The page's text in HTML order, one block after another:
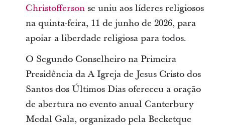
Christoffersonse uniu aos líderes religiosos
na quinta-feira, 11 de junho de 2026, para
apoiar a liberdade religiosa para todos.
O Segundo Conselheiro na Primeira
Presidência da A Igreja de Jesus Cristo dos
Santos dos Últimos Dias ofereceu a oração
de abertura no evento anual Canterbury
Medal Gala, organizado pela Becketque